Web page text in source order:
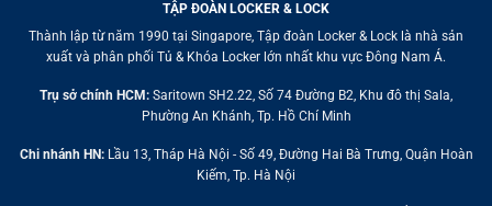
TẬP ĐOÀN LOCKER & LOCK
Thành lập từ năm 1990 tại Singapore, Tập đoàn Locker & Lock là nhà sản
xuất và phân phối Tủ & Khóa Locker lớn nhất khu vực Đông Nam Á.
Trụ sở chính HCM: Saritown SH2.22, Số 74 Đường B2, Khu đô thị Sala,
Phường An Khánh, Tp. Hồ Chí Minh
Chi nhánh HN:Lầu 13, Tháp Hà Nội - Số 49, Đường Hai Bà Trưng, Quận Hoàn
Kiếm, Tp. Hà Nội